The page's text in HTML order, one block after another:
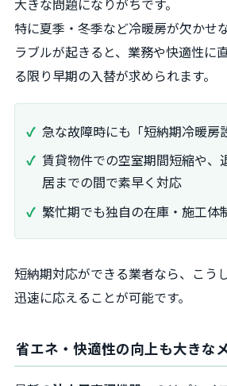
大きな問題になりがちです。
特に夏季・冬季など冷暖房が欠かせ
ラブルが起きると、業務や快適性に
る限り早期の入替が求められます。
急な故障時にも「短納期冷暖房
賃貸物件での空室期間短縮や、
居までの間で素早く対応
繁忙期でも独自の在庫・施工体
短納期対応ができる業者なら、こう
迅速に応えることが可能です。
省エネ・快適性の向上も大きな